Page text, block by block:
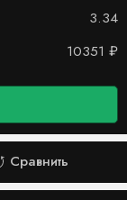
3.34
10351 ₽
Сравнить
Сравнить